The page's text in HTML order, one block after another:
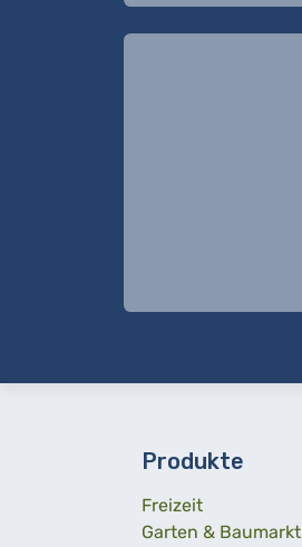
Produkte
Freizeit
Garten & Baumarkt